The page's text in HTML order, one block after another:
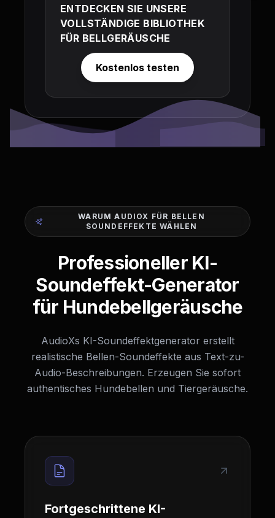
ENTDECKEN SIE UNSERE
VOLLSTÄNDIGE BIBLIOTHEK
FÜR BELLGERÄUSCHE
Kostenlos testen
WARUM AUDIOX FÜR BELLEN
SOUNDEFFEKTE WÄHLEN
Professioneller KI-
Soundeffekt-Generator
für Hundebellgeräusche
AudioXs KI-Soundeffektgenerator erstellt
realistische Bellen-Soundeffekte aus Text-zu-
Audio-Beschreibungen. Erzeugen Sie sofort
authentisches Hundebellen und Tiergeräusche.
Fortgeschrittene KI-